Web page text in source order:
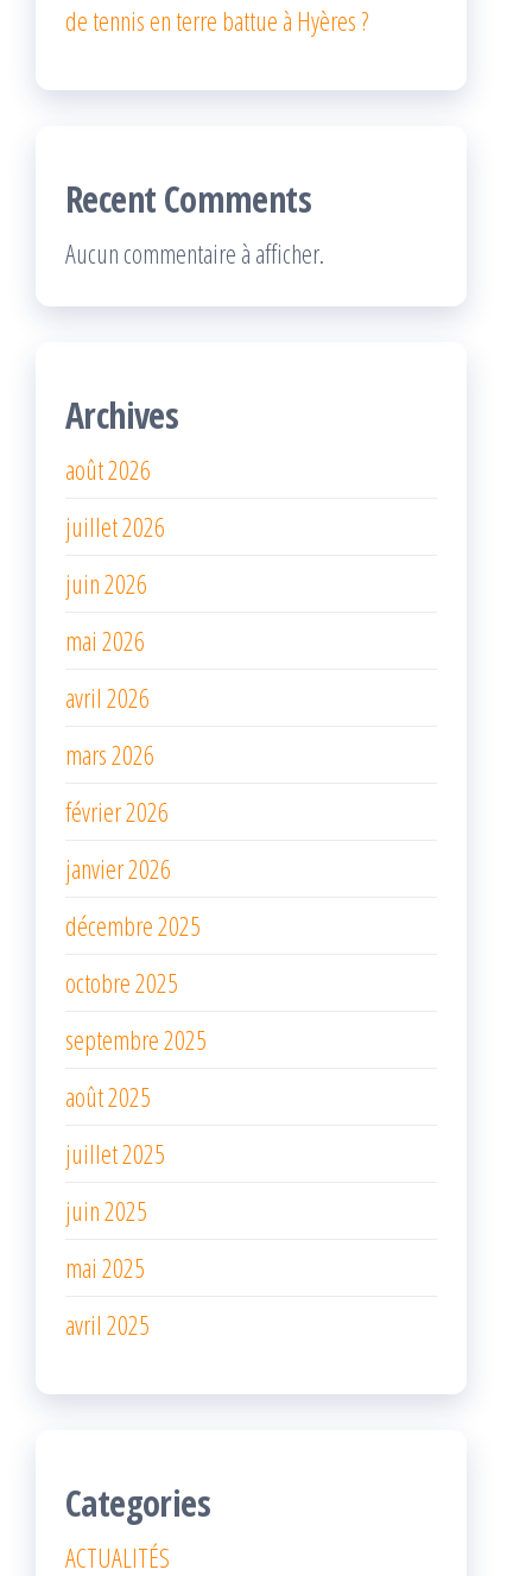
de tennis en terre battue à Hyères ?
Recent Comments
Aucun commentaire à afficher.
Archives
août 2026
juillet 2026
juin 2026
mai 2026
avril 2026
mars 2026
février 2026
janvier 2026
décembre 2025
octobre 2025
septembre 2025
août 2025
juillet 2025
juin 2025
mai 2025
avril 2025
Categories
ACTUALITÉS